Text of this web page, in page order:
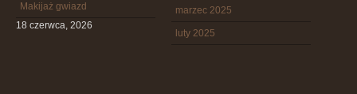
Makijaż gwiazd
18 czerwca, 2026
marzec 2025
luty 2025